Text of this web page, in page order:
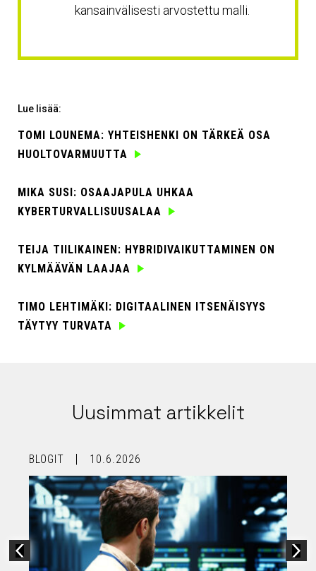
kansainvälisesti arvostettu malli.
Lue lisää:
TOMI LOUNEMA: YHTEISHENKI ON TÄRKEÄ OSA
HUOLTOVARMUUTTA
MIKA SUSI: OSAAJAPULA UHKAA
KYBERTURVALLISUUSALAA
TEIJA TIILIKAINEN: HYBRIDIVAIKUTTAMINEN ON
KYLMÄÄVÄN LAAJAA
TIMO LEHTIMÄKI: DIGITAALINEN ITSENÄISYYS
TÄYTYY TURVATA
Uusimmat artikkelit
BLOGIT 10.6.2026